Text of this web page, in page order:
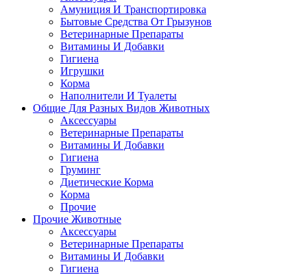
Амуниция И Транспортировка
Бытовые Средства От Грызунов
Ветеринарные Препараты
Витамины И Добавки
Гигиена
Игрушки
Корма
Наполнители И Туалеты
Общие Для Разных Видов Животных
Аксессуары
Ветеринарные Препараты
Витамины И Добавки
Гигиена
Груминг
Диетические Корма
Корма
Прочие
Прочие Животные
Аксессуары
Ветеринарные Препараты
Витамины И Добавки
Гигиена